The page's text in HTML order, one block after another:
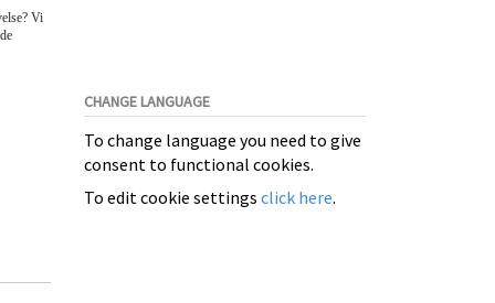
Vi
CHANGE LANGUAGE
To change language you need to give
consent to functional cookies.
To edit cookie settings click here.